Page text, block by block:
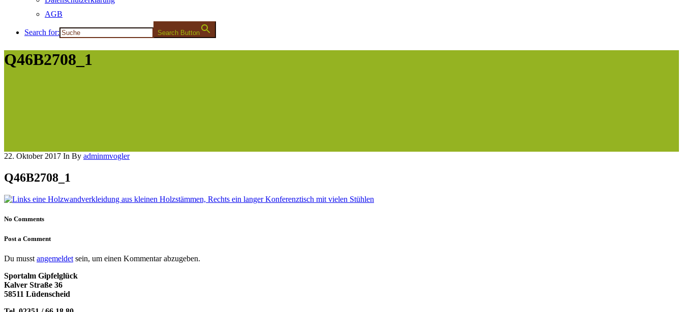
AGB
Search for: Search Button
Q46B2708_1
22. Oktober 2017 In By adminmvogler
Q46B2708_1
No Comments
Post a Comment
Du musst angemeldet sein, um einen Kommentar abzugeben.
Sportalm Gipfelglück
Kalver Straße 36
58511 Lüdenscheid